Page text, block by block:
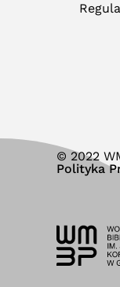
© 2022
Polityka